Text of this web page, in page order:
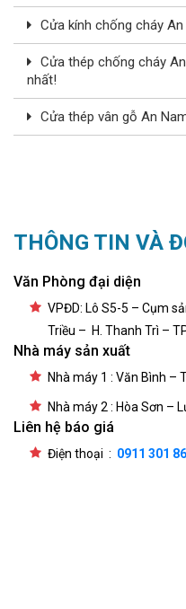
Cửa kính chống cháy An
Cửa thép chống cháy
nhất!
Cửa thép vân gỗ An
THÔNG TIN VÀ
Văn Phòng đại diện
VPĐD: Lô S5-5 – Cụm
Triều – H. Thanh Trì –
Nhà máy sản xuất
Nhà máy 1 : Văn Bình –
Nhà máy 2 : Hòa Sơn –
Liên hệ báo giá
Điện thoại : 0911 301